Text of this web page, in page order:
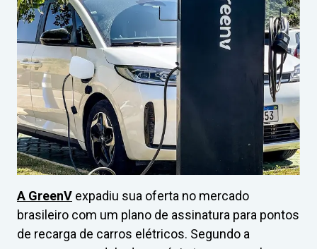
A GreenV expadiu sua oferta no mercado
brasileiro com um plano de assinatura para pontos
de recarga de carros elétricos. Segundo a